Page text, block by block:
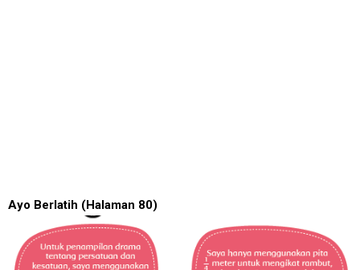
Ayo Berlatih (Halaman 80)